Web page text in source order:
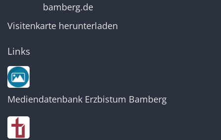
bamberg.de
Visitenkarte herunterladen
Links
Mediendatenbank Erzbistum Bamberg